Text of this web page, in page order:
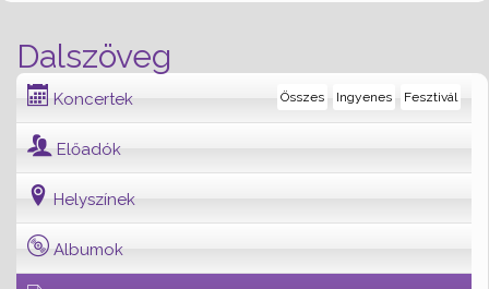
Dalszöveg
Koncertek Fesztivál
Ingyenes
Összes
Előadók
Helyszínek
Albumok